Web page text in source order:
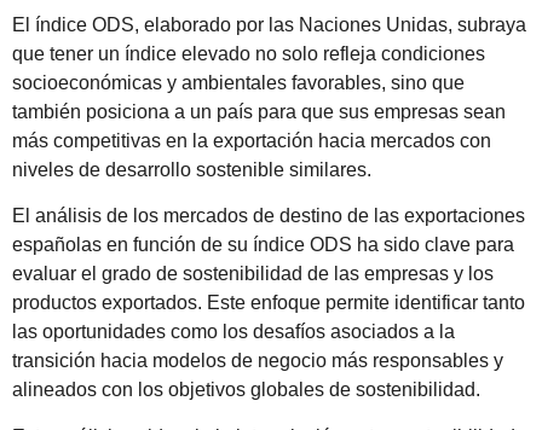
El índice ODS, elaborado por las Naciones Unidas, su­braya
que tener un índice elevado no solo refleja condi­ciones
socioeconómicas y ambientales favorables, sino que
también posiciona a un país para que sus empresas sean
más competitivas en la exportación hacia merca­dos con
niveles de desarrollo sostenible similares.
El análisis de los mercados de destino de las exportacio­nes
españolas en función de su índice ODS ha sido clave para
evaluar el grado de sostenibilidad de las empre­sas y los
productos exportados. Este enfoque permite identificar tanto
las oportunidades como los desafíos asociados a la
transición hacia modelos de negocio más responsables y
alineados con los objetivos globales de sostenibilidad.